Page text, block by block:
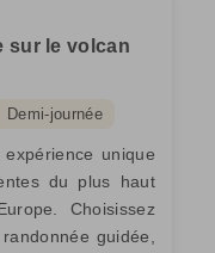
sur le volcan
Demi-journée
unique
du plus haut
Choisissez
guidée,